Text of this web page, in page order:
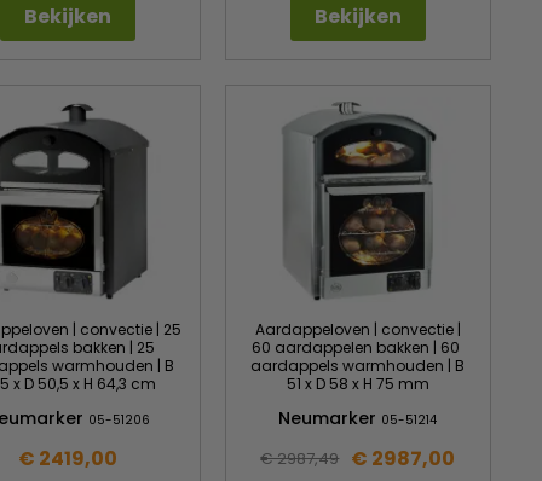
Bekijken
Bekijken
| convectie | 25
bakken | 25
warmhouden | B
x D 50,5 x H 64,3 cm
05-51206
€ 2419,00
Aardappeloven | convectie |
60 aardappelen bakken | 60
aardappels warmhouden | B
51 x D 58 x H 75 mm
Neumarker 05-51214
€ 2987,49 € 2987,00